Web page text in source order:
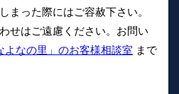
まった際にはご容赦下さい。
せはご遠慮ください。お問い
よなの里」のお客様相談室 まで